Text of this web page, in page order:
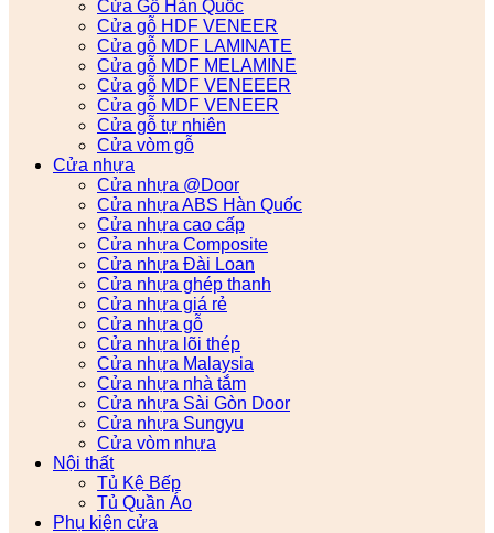
Cửa Gỗ Hàn Quốc
Cửa gỗ HDF VENEER
Cửa gỗ MDF LAMINATE
Cửa gỗ MDF MELAMINE
Cửa gỗ MDF VENEEER
Cửa gỗ MDF VENEER
Cửa gỗ tự nhiên
Cửa vòm gỗ
Cửa nhựa
Cửa nhựa @Door
Cửa nhựa ABS Hàn Quốc
Cửa nhựa cao cấp
Cửa nhựa Composite
Cửa nhựa Đài Loan
Cửa nhựa ghép thanh
Cửa nhựa giá rẻ
Cửa nhựa gỗ
Cửa nhựa lõi thép
Cửa nhựa Malaysia
Cửa nhựa nhà tắm
Cửa nhựa Sài Gòn Door
Cửa nhựa Sungyu
Cửa vòm nhựa
Nội thất
Tủ Kệ Bếp
Tủ Quần Áo
Phụ kiện cửa